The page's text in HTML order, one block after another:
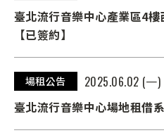
臺北流行音樂中心產業區4
【已簽約】
場租公告
2025.06.02 (一)
臺北流行音樂中心場地租借